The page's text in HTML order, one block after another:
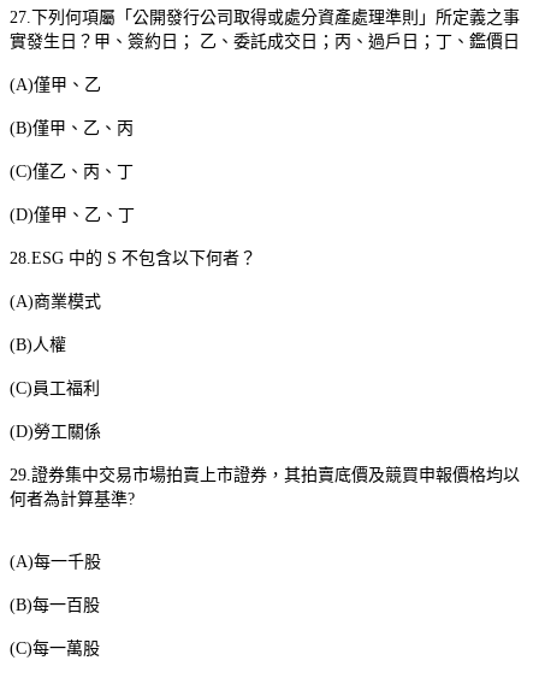
27.
下列何項屬「公開發行公司取得或處分資產處理準則」所定義之事
實發生日？甲、簽約日；
乙、委託成交日；丙、過戶日；丁、鑑價日
(A)僅甲、乙
(B)僅甲、乙、丙
(C)僅乙、丙、丁
(D)僅甲、乙、丁
28.ESG 中的 S 不包含以下何者？
(A)商業模式
(B) 人權
(C) 員工福利
(D)勞工關係
29. 證券集中交易市場拍賣上市證券，其拍賣底價及競買申報價格均以
何者為計算基準?
(A)每一千股
(B)每一百股
(C)每一萬股